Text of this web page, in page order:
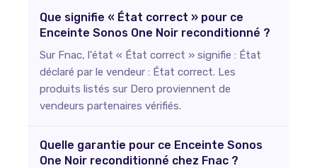
Que signifie « État correct » pour ce
Enceinte Sonos One Noir reconditionné ?
Sur Fnac, l'état « État correct » signifie : État
déclaré par le vendeur : État correct. Les
produits listés sur Dero proviennent de
vendeurs partenaires vérifiés.
Quelle garantie pour ce Enceinte Sonos
One Noir reconditionné chez Fnac ?